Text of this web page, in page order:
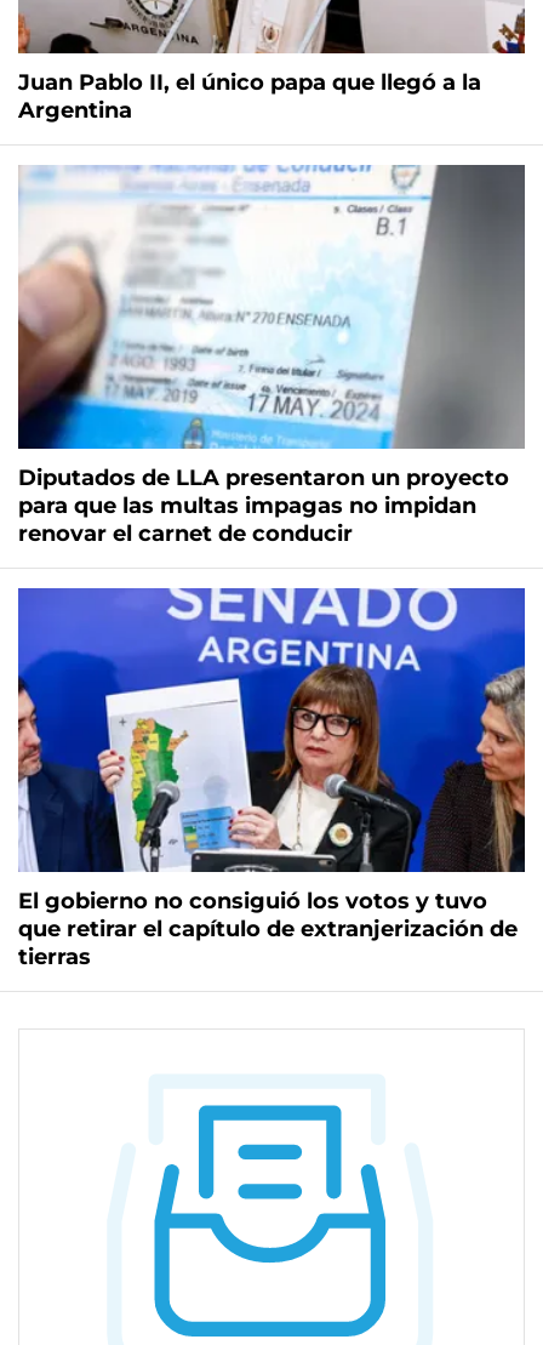
Juan Pablo II, el único papa que llegó a la
Argentina
Diputados de LLA presentaron un proyecto
para que las multas impagas no impidan
renovar el carnet de conducir
El gobierno no consiguió los votos y tuvo
que retirar el capítulo de extranjerización de
tierras